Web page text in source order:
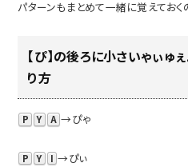
パターンもまとめて一緒に覚えておく
【ぴ】の後ろに小さいゃぃゅ
り方
P Y A →ぴゃ
P Y I →ぴぃ